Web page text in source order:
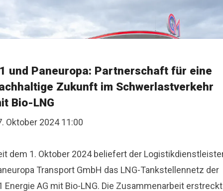
und Paneuropa: Partnerschaft für eine
Zukunft im Schwerlastverkehr
Bio-LNG
Oktober 2024 11:00
dem 1. Oktober 2024 beliefert der
Transport GmbH das LNG-Tankstellennetz der
Energie AG mit Bio-LNG. Die Zusammenarbeit erstreckt